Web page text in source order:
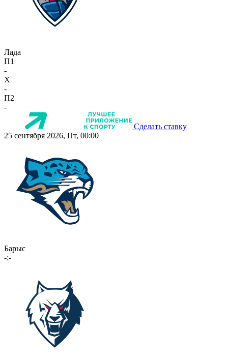
Лада
П1
-
X
-
П2
-
Сделать ставку
25 сентября 2026, Пт, 00:00
Барыс
-:-